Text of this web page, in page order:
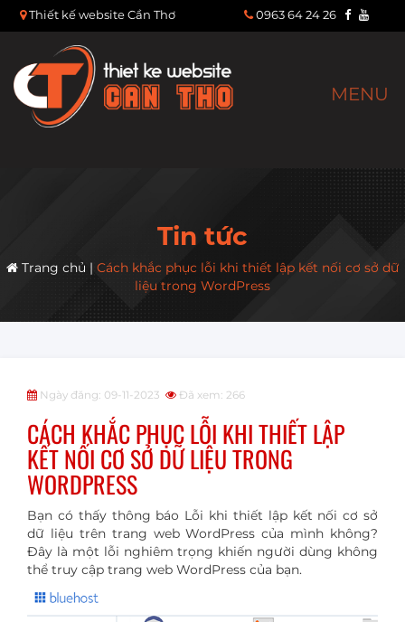
Thiết kế website Cần Thơ 0963 64 24 26
Tin tức
Trang chủ | Cách khắc phục lỗi khi thiết lập kết nối cơ sở dữ
liệu trong WordPress
Ngày đăng: 09-11-2023 Đã xem: 266
CÁCH KHẮC PHỤC LỖI KHI THIẾT LẬP
KẾT NỐI CƠ SỞ DỮ LIỆU TRONG
WORDPRESS
Bạn có thấy thông báo Lỗi khi thiết lập kết nối cơ sở
dữ liệu trên trang web WordPress của mình không?
Đây là một lỗi nghiêm trọng khiến người dùng không
thể truy cập trang web WordPress của bạn.
MENU